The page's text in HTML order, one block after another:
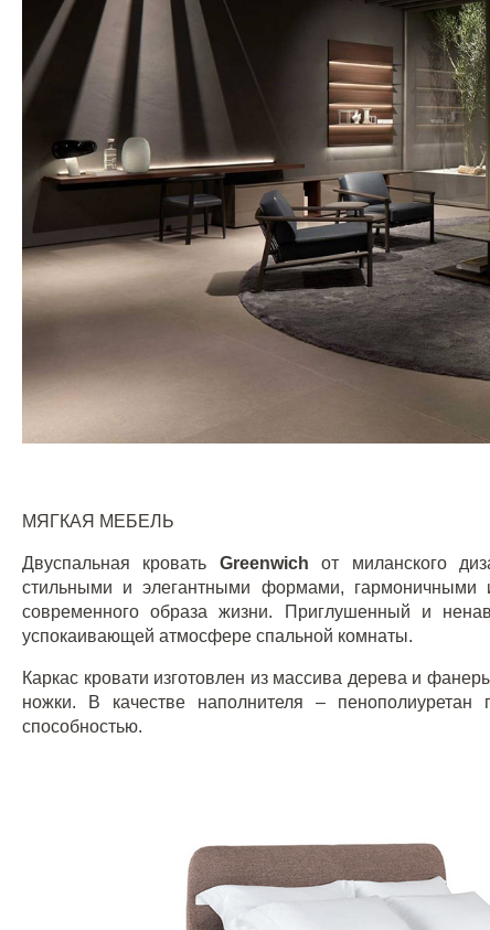
МЯГКАЯ МЕБЕЛЬ
Двуспальная кровать Greenwich от миланского
стильными и элегантными формами,
современного образа жизни. Приглушенный и
успокаивающей атмосфере спальной комнаты.
Каркас кровати изготовлен из массива дерева и
ножки. В качестве наполнителя –
способностью.